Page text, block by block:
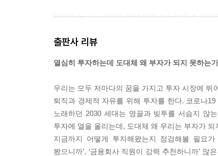
재테크 뉴스는 사람의 돈에 대한 본능적인 호기심
수 없는 마약처럼 중독되는 것입니다.
테크 시장에는 오직 생존자만 눈에 띕니다.
--- p.131
재테크 시장에서는 옳은 정보만큼이나 잘못된 정
의 판단력을 흐릴 만큼 쏟아지죠. 그것들 사이에
출판사 리뷰
열심히 투자하는데 도대체 왜 부자가 되지 못하는
우리는 모두 저마다의 꿈을 가지고 투자 시장에
퇴직과 경제적 자유를 위해 투자를 한다. 코로나
노래하던 2030 세대는 영끌과 빚투를 서슴지 않
투자에 열을 올리는데, 도대체 왜 우리는 부자가 되
지금까지 어떻게 투자해왔는지 점검해볼 필요
봤으니까’, ‘금융회사 직원이 강력 추천하니까’